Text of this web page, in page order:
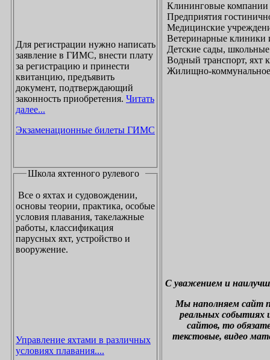
Для регистрации нужно написать
заявление в ГИМС, внести плату
за регистрацию и принести
квитанцию, предъявить
документ, подтверждающий
законность приобретения. Читать
далее...
Экзаменационные билеты ГИМС
Школа яхтенного рулевого
Все о яхтах и судовождении,
основы теории, практика, особые
условия плавания, такелажные
работы, классификация
парусных яхт, устройство и
вооружение.
Управление яхтами в различных
условиях плавания....
Клининговые компании
Предприятия
Медицинские
Ветеринарные клиники
Детские сады,
Водный транспорт,
Жилищно-коммунальное
С уважением и
Мы наполняем сайт
реальных событиях
сайтов, то
текстовые, видео